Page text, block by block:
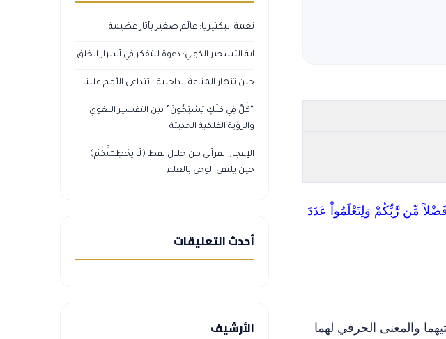
فَضْلاً مِّن رَّبِّكُمْ وَلِتَعْلَمُواْ عَدَدَ
والمعنى الحرفي لهما
نعمة البكتيريا: عالَم صغير بآثار عظيمة
آية التسخير الكوني: دعوة للتفكر في أسرار الخلق
حين تنهار المناعة الداخلية… تتداعى الأمم علينا
“كُلٌّ فِي فَلَكٍ يَسْبَحُونَ” بين التفسير اللغوي
والرؤية الفلكية الحديثة
الإعجاز القرآني من خلال لفظ ﴿لَا يَحْطِمَنَّكُمْ﴾:
حين يلتقي الوحي بالعلم
أحدث التعليقات
الأرشيف